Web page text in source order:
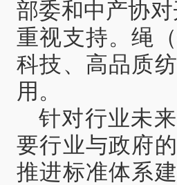
部委和中产协
重视支持。绳
科技、高品质
用。
针对行业未
要行业与政府
推进标准体系